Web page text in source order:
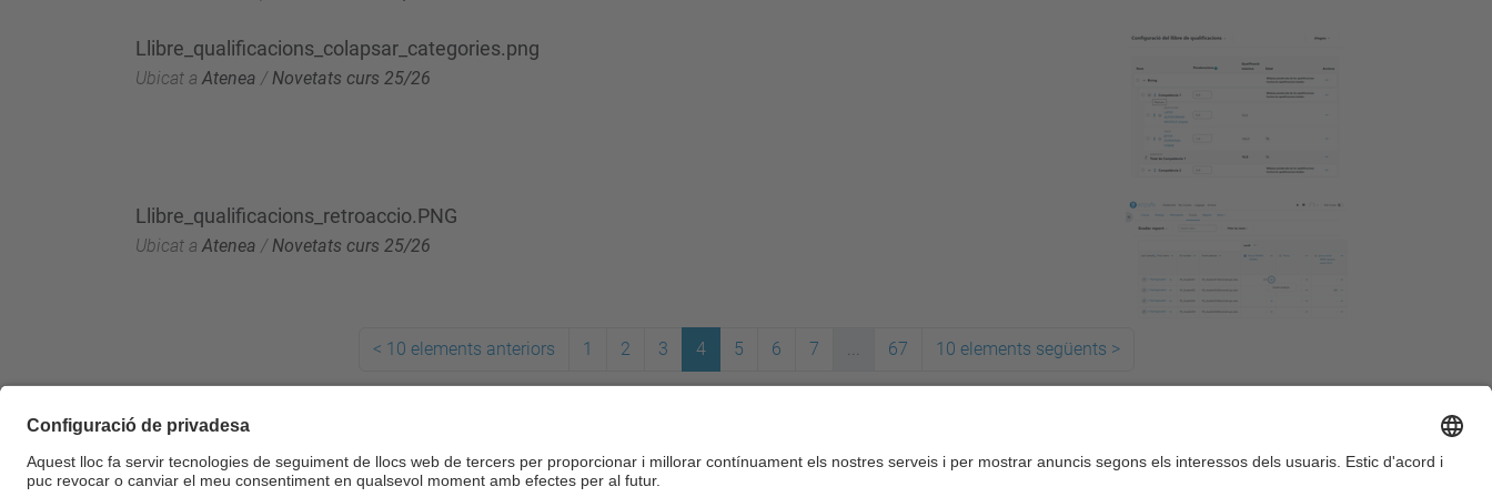
Llibre_qualificacions_colapsar_categories.png
Ubicat a Atenea / Novetats curs 25/26
Llibre_qualificacions_retroaccio.PNG
Ubicat a Atenea /Novetats curs 25/26
< 10 elements anteriors 1 2 3 4 5 6 7 ... 67 10 elements següents >